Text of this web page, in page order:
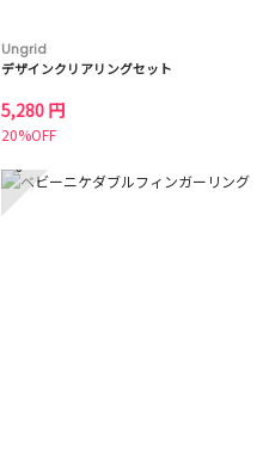
Ungrid
デザインクリアリングセット
5,280 円
20%OFF
6